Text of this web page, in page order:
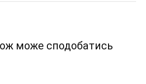
може сподобатись